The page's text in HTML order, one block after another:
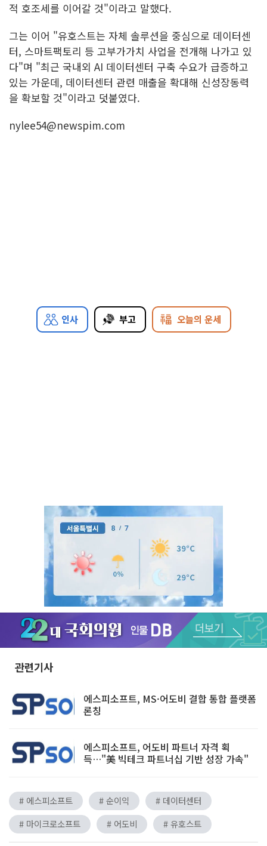
적 호조세를 이어갈 것"이라고 말했다.
그는 이어 "유호스트는 자체 솔루션을 중심으로 데이터센
터, 스마트팩토리 등 고부가가치 사업을 전개해 나가고 있
다"며 "최근 국내외 AI 데이터센터 구축 수요가 급증하고
있는 가운데, 데이터센터 관련 매출을 확대해 신성장동력
을 확보할 것"이라고 덧붙였다.
nylee54@newspim.com
인사 부고 오늘의 운세
Unmute
관련기사
에스피소프트, MS·어도비 결합 통합 플랫폼
론칭
에스피소프트, 어도비 파트너 자격 획
득…"美 빅테크 파트너십 기반 성장 가속"
# 에스피소프트 # 순이익
# 데이터센터
# 마이크로소프트
# 어도비 # 유호스트